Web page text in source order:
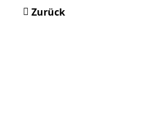
Zurück